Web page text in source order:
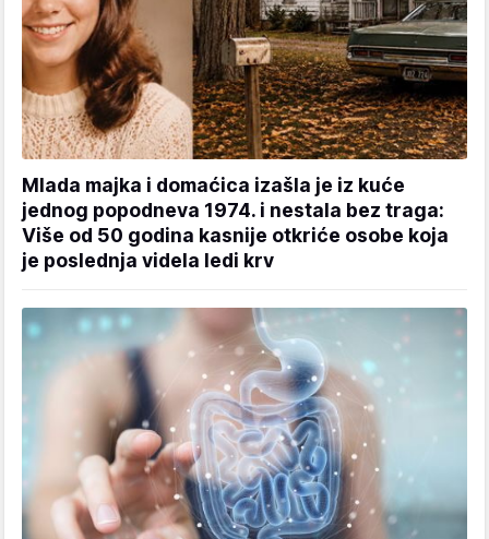
Mlada majka i domaćica izašla je iz kuće
jednog popodneva 1974. i nestala bez traga:
Više od 50 godina kasnije otkriće osobe koja
je poslednja videla ledi krv